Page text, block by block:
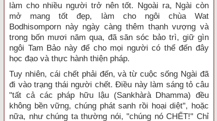
làm cho nhiều người trở nên tốt. Ngoài ra, Ngài còn
mở mang tốt đẹp, làm cho ngôi chùa Wat
Bodhisomporn này ngày càng thêm thạnh vượng và
trong bốn mươi năm qua, đã săn sóc bảo trì, giữ gìn
ngôi Tam Bảo này để cho mọi người có thể đến đây
học đạo và thực hành thiện pháp.
Tuy nhiên, cái chết phải đến, và từ cuộc sống Ngài đã
đi vào trạng thái người chết. Ðiều này làm sáng tỏ câu
"tất cả các pháp hữu lậu (Sankhàrà Dhamma) đều
không bền vững, chúng phát sanh rồi hoại diệt", hoặc
nữa, như chúng ta thường nói, "chúng nó CHẾT!" Chỉ